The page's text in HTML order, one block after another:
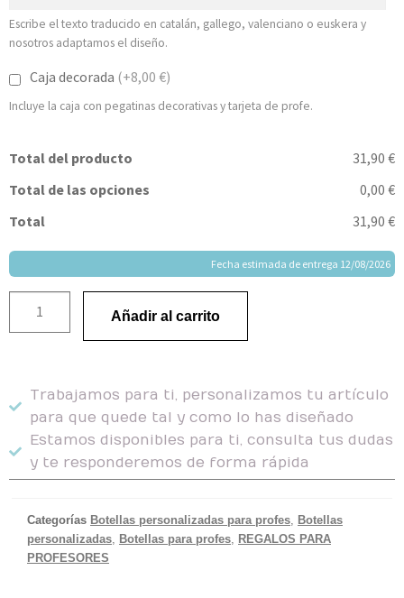
Escribe el texto traducido en catalán, gallego, valenciano o euskera y
nosotros adaptamos el diseño.
Caja decorada (+8,00 €)
Incluye la caja con pegatinas decorativas y tarjeta de profe.
Total del producto
31,90 €
Total de las opciones
0,00 €
Total
31,90 €
Fecha estimada de entrega 12/08/2026
Añadir al carrito
Trabajamos para ti, personalizamos tu artículo
para que quede tal y como lo has diseñado
Estamos disponibles para ti, consulta tus dudas
y te responderemos de forma rápida
Categorías Botellas personalizadas para profes, Botellas
personalizadas, Botellas para profes, REGALOS PARA
PROFESORES